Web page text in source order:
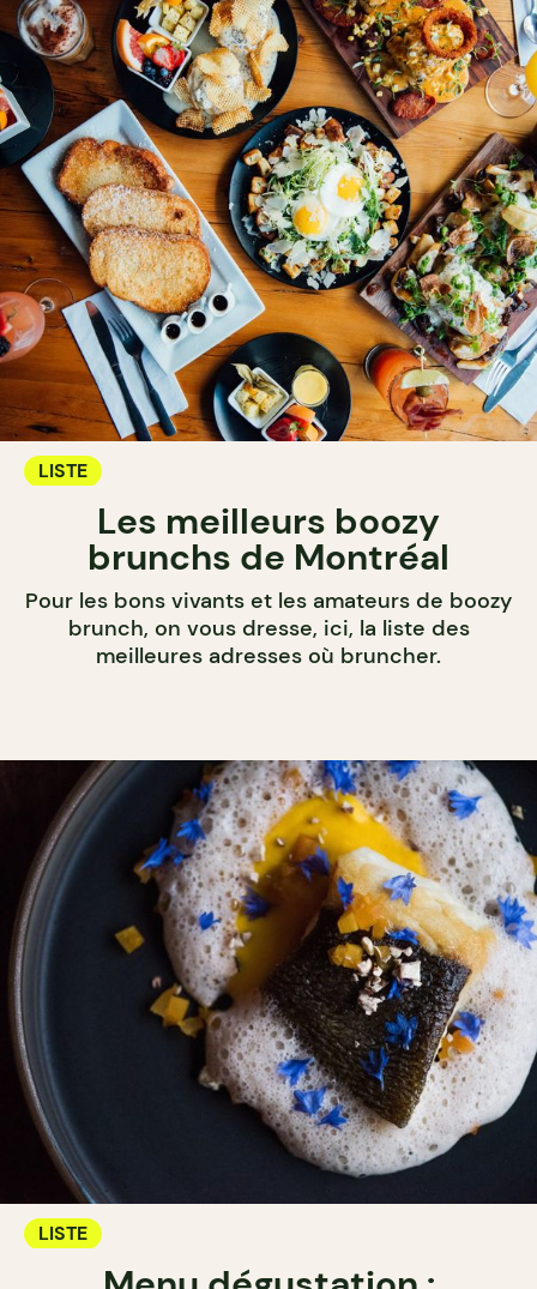
LISTE
Les meilleurs boozy
brunchs de Montréal
Pour les bons vivants et les amateurs de boozy
brunch, on vous dresse, ici, la liste des
meilleures adresses où bruncher.
LISTE